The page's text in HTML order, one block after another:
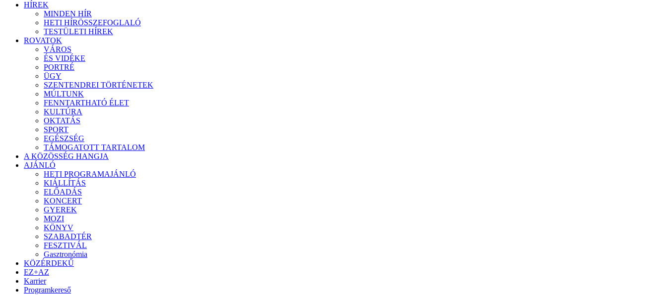
HÍREK
MINDEN HÍR
HETI HÍRÖSSZEFOGLALÓ
TESTÜLETI HÍREK
ROVATOK
VÁROS
ÉS VIDÉKE
PORTRÉ
ÜGY
SZENTENDREI TÖRTÉNETEK
MÚLTUNK
FENNTARTHATÓ ÉLET
KULTÚRA
OKTATÁS
SPORT
EGÉSZSÉG
TÁMOGATOTT TARTALOM
A KÖZÖSSÉG HANGJA
AJÁNLÓ
HETI PROGRAMAJÁNLÓ
KIÁLLÍTÁS
ELŐADÁS
KONCERT
GYEREK
MOZI
KÖNYV
SZABADTÉR
FESZTIVÁL
Gasztronómia
KÖZÉRDEKŰ
EZ+AZ
Karrier
Programkereső